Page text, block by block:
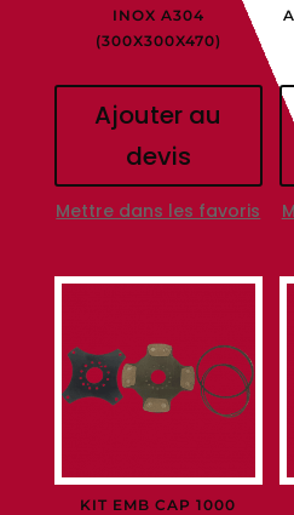
INOX A304
(300X300X470)
Ajouter au
devis
Mettre dans les favoris
KIT EMB CAP 1000